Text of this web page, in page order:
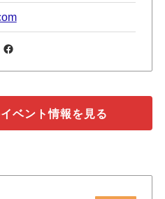
Facebook
ベント情報を見る